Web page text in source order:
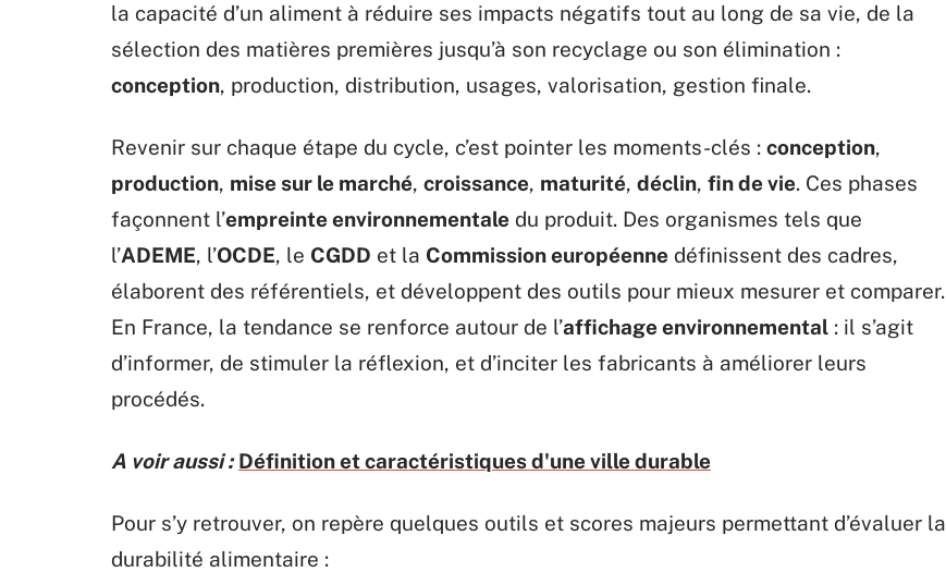
la capacité d’un aliment à réduire ses impacts négatifs tout au long de sa vie, de la
sélection des matières premières jusqu’à son recyclage ou son élimination :
conception, production, distribution, usages, valorisation, gestion finale.
Revenir sur chaque étape du cycle, c’est pointer les moments-clés : conception,
production, mise sur le marché, croissance, maturité, déclin, fin de vie. Ces phases
façonnent l’empreinte environnementale du produit. Des organismes tels que
l’ADEME, l’OCDE, le CGDD et la Commission européenne définissent des cadres,
élaborent des référentiels, et développent des outils pour mieux mesurer et comparer.
En France, la tendance se renforce autour de l’affichage environnemental : il s’agit
d’informer, de stimuler la réflexion, et d’inciter les fabricants à améliorer leurs
procédés.
A voir aussi : Définition et caractéristiques d'une ville durable
Pour s’y retrouver, on repère quelques outils et scores majeurs permettant d’évaluer la
durabilité alimentaire :